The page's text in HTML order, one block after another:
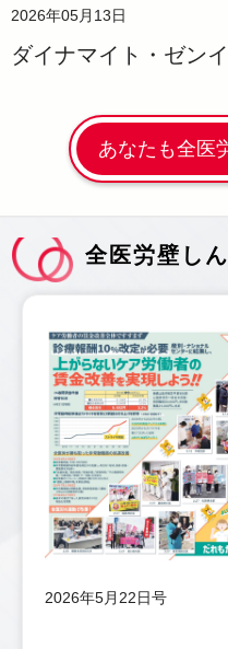
2026年05月13日
ダイナマイト・ゼン
あなたも全医
全医労壁し
2026年5月22日号